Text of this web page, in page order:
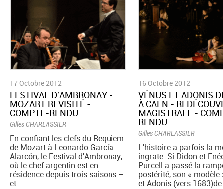
17 Octobre 2012
FESTIVAL D'AMBRONAY -
MOZART REVISITÉ -
COMPTE-RENDU
Gilles CHARLASSIER
En confiant les clefs du Requiem
de Mozart à Leonardo García
Alarcón, le Festival d'Ambronay,
où le chef argentin est en
résidence depuis trois saisons –
et...
16 Octobre 2012
VÉNUS ET ADONIS
À CAEN -
MAGISTRALE -
RENDU
Gilles CHARLASSIER
L'histoire a parfois la
ingrate. Si Didon et
Purcell a passé la
postérité, son « modèle
et Adonis (vers